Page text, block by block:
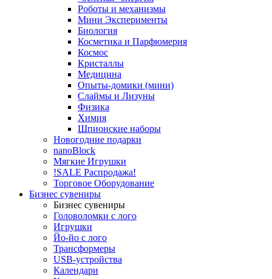
Роботы и механизмы
Мини Эксперименты
Биология
Косметика и Парфюмерия
Космос
Кристаллы
Медицина
Опыты-домики (мини)
Слаймы и Лизуны
Физика
Химия
Шпионские наборы
Новогодние подарки
nanoBlock
Мягкие Игрушки
!SALE Распродажа!
Торговое Оборудование
Бизнес сувениры
Бизнес сувениры
Головоломки с лого
Игрушки
Йо-йо с лого
Трансформеры
USB-устройства
Календари